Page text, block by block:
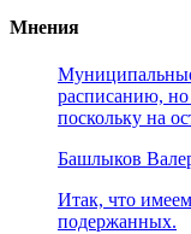
Мнения
расписанию,
поскольку на
Башлыков
Итак, что
подержанных.